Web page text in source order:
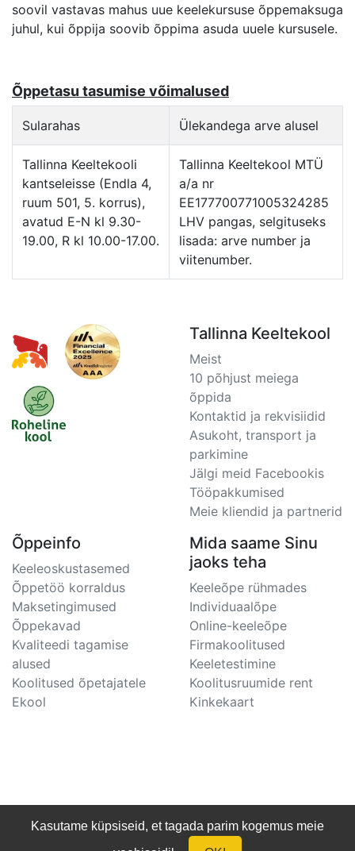
Kasutame küpsiseid, et tagada parim kogemus meie
soovil vastavas mahus uue keelekursuse õppemaksuga
juhul, kui õppija soovib õppima asuda uuele kursusele.
Õppetasu tasumise võimalused
Sularahas Ülekandega arve alusel
Tallinna Keeltekooli
kantseleisse (Endla 4,
ruum 501, 5. korrus),
avatud E-N kl 9.30-
19.00, R kl 10.00-17.00.
Tallinna Keeltekool MTÜ
a/a nr
EE177700771005324285
LHV pangas, selgituseks
lisada: arve number ja
viitenumber.
Tallinna Keeltekool
Meist
10 põhjust meiega
õppida
Kontaktid ja rekvisiidid
Asukoht, transport ja
parkimine
Jälgi meid Facebookis
Tööpakkumised
Meie kliendid ja partnerid
Õppeinfo
Keeleoskustasemed
Õppetöö korraldus
Maksetingimused
Õppekavad
Kvaliteedi tagamise
alused
Koolitused õpetajatele
Ekool
Mida saame Sinu
jaoks teha
Keeleõpe rühmades
Individuaalõpe
Online-keeleõpe
Firmakoolitused
Keeletestimine
Koolitusruumide rent
Kinkekaart